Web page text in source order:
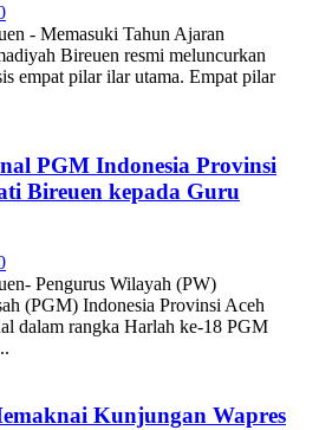
- Memasuki Tahun Ajaran
Bireuen resmi meluncurkan
empat pilar ilar utama. Empat pilar
PGM Indonesia Provinsi
Bireuen kepada Guru
Pengurus Wilayah (PW)
(PGM) Indonesia Provinsi Aceh
dalam rangka Harlah ke-18 PGM
Kunjungan Wapres